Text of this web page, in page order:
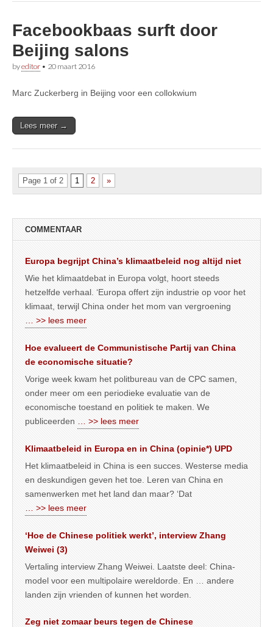
Facebookbaas surft door
Beijing salons
byeditor • 20 maart 2016
Marc Zuckerberg in Beijing voor een collokwium
Lees meer →
Page 1 of 2 1 2 »
COMMENTAAR
Europa begrijpt China’s klimaatbeleid nog altijd niet
Wie het klimaatdebat in Europa volgt, hoort steeds
hetzelfde verhaal. ‘Europa offert zijn industrie op voor het
klimaat, terwijl China onder het mom van vergroening
… >> lees meer
Hoe evalueert de Communistische Partij van China
de economische situatie?
Vorige week kwam het politbureau van de CPC samen,
onder meer om een periodieke evaluatie van de
economische toestand en politiek te maken. We
publiceerden
… >> lees meer
Klimaatbeleid in Europa en in China (opinie*) UPD
Het klimaatbeleid in China is een succes. Westerse media
en deskundigen geven het toe. Leren van China en
samenwerken met het land dan maar? ‘Dat
… >> lees meer
‘Hoe de Chinese politiek werkt’, interview Zhang
Weiwei (3)
Vertaling interview Zhang Weiwei. Laatste deel: China-
model voor een multipolaire wereldorde. En … andere
landen zijn vrienden of kunnen het worden.
Zeg niet zomaar beurs tegen de Chinese